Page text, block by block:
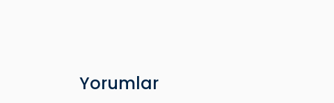
Yorumlar